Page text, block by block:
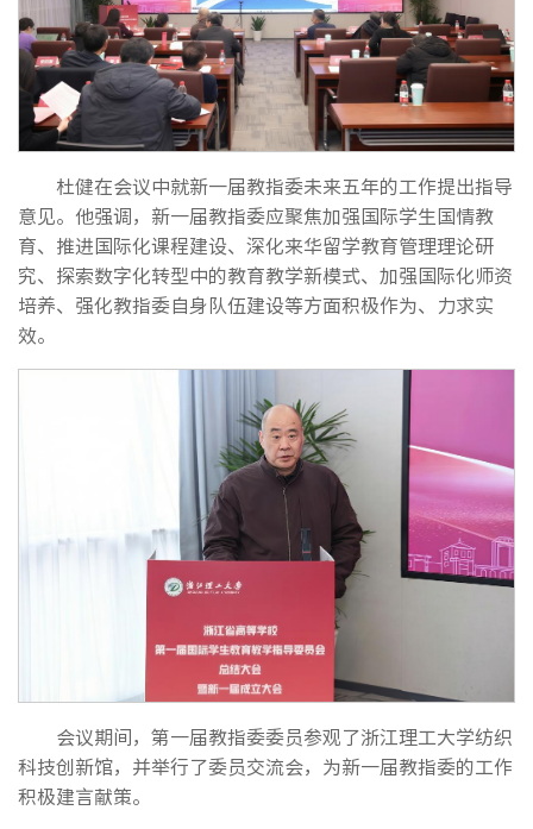
杜健在会议中就新一届教指委未来五年的工作提出指导
意见。他强调，新一届教指委应聚焦加强国际学生国情教
育、推进国际化课程建设、深化来华留学教育管理理论研
究、探索数字化转型中的教育教学新模式、加强国际化师资
培养、强化教指委自身队伍建设等方面积极作为、力求实
效。
会议期间，第一届教指委委员参观了浙江理工大学纺织
科技创新馆，并举行了委员交流会，为新一届教指委的工作
积极建言献策。